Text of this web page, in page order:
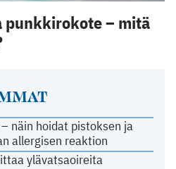
näin hoidat pistoksen ja
allergisen reaktion
ylävatsaoireita
punkkirokote – mitä